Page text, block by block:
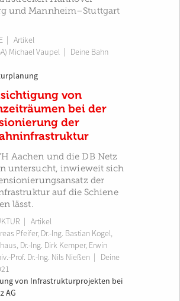
und Mannheim–Stuttgart
| Artikel
Michael Vaupel
Deine Bahn
von
bei der
der
Aachen und die DB Netz
untersucht, inwieweit sich
der
auf die Schiene
lässt.
| Artikel
Pfeifer, Dr.-Ing. Bastian Kogel,
, Dr.-Ing. Dirk Kemper, Erwin
Prof. Dr.-Ing. Nils Nießen
Deine
von Infrastrukturprojekten bei
AG